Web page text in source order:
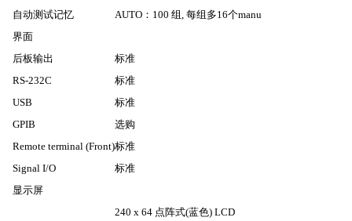
自动测试记忆
AUTO： 100 组 每组多16个manu
界面
后板输出
标准
RS-232C
标准
USB
标准
GPIB
选购
Remote terminal (Front)标准
Signal I/O
标准
显示屏
240 x 64 点阵式(蓝色) LCD